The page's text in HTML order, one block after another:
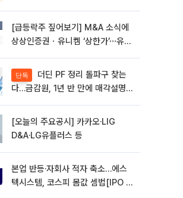
[급등락주 짚어보기] M&A 소식에
상상인증권ㆍ유니켐 ‘상한가’⋯유증
단독
다…금감원, 1년 반 만에 매각설명회
[오늘의 주요공시] 카카오·LIG
D&A·LG유플러스 등
본업 반등·자회사 적자 축소…에스
텍시스템, 코스피 몸값 셈법[IPO 엑